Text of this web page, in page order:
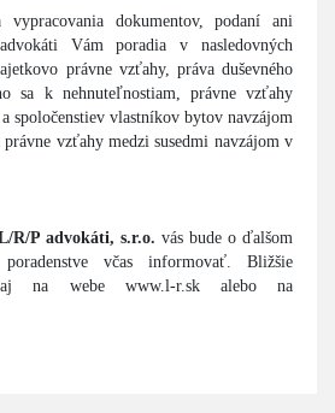
vypracovania dokumentov, podaní ani
Vám poradia v nasledovných
právne vzťahy, práva duševného
sa k nehnuteľnostiam, právne vzťahy
spoločenstiev vlastníkov bytov navzájom
vzťahy medzi susedmi navzájom v
R/P advokáti, s.r.o. vás bude o ďalšom
včas informovať. Bližšie
aj na webe www.l-r.sk alebo na